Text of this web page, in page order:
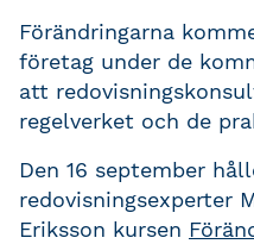
Förändringarna
företag under de
att
regelverket och de
Den 16 september
redovisningsexperter
Eriksson kursen